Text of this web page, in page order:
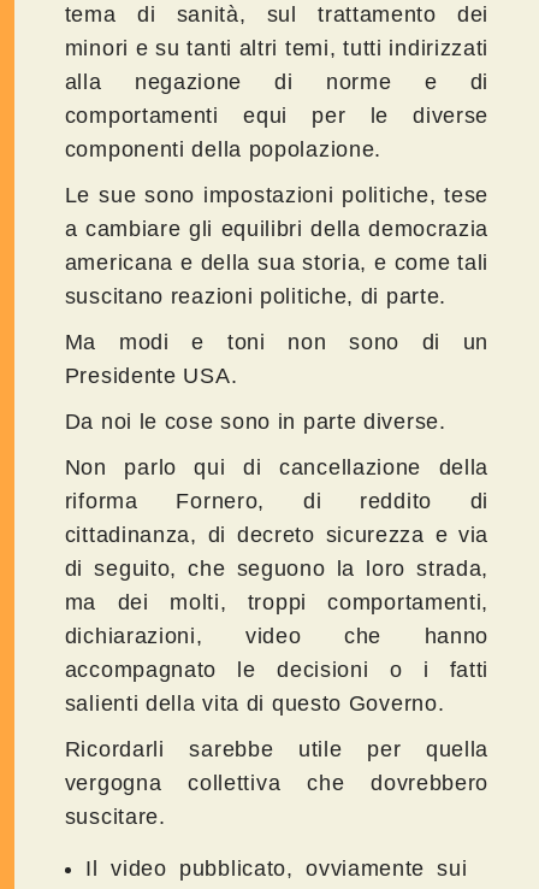
tema di sanità, sul trattamento dei
minori e su tanti altri temi, tutti indirizzati
alla negazione di norme e di
comportamenti equi per le diverse
componenti della popolazione.
Le sue sono impostazioni politiche, tese
a cambiare gli equilibri della democrazia
americana e della sua storia, e come tali
suscitano reazioni politiche, di parte.
Ma modi e toni non sono di un
Presidente USA.
Da noi le cose sono in parte diverse.
Non parlo qui di cancellazione della
riforma Fornero, di reddito di
cittadinanza, di decreto sicurezza e via
di seguito, che seguono la loro strada,
ma dei molti, troppi comportamenti,
dichiarazioni, video che hanno
accompagnato le decisioni o i fatti
salienti della vita di questo Governo.
Ricordarli sarebbe utile per quella
vergogna collettiva che dovrebbero
suscitare.
Il video pubblicato, ovviamente sui